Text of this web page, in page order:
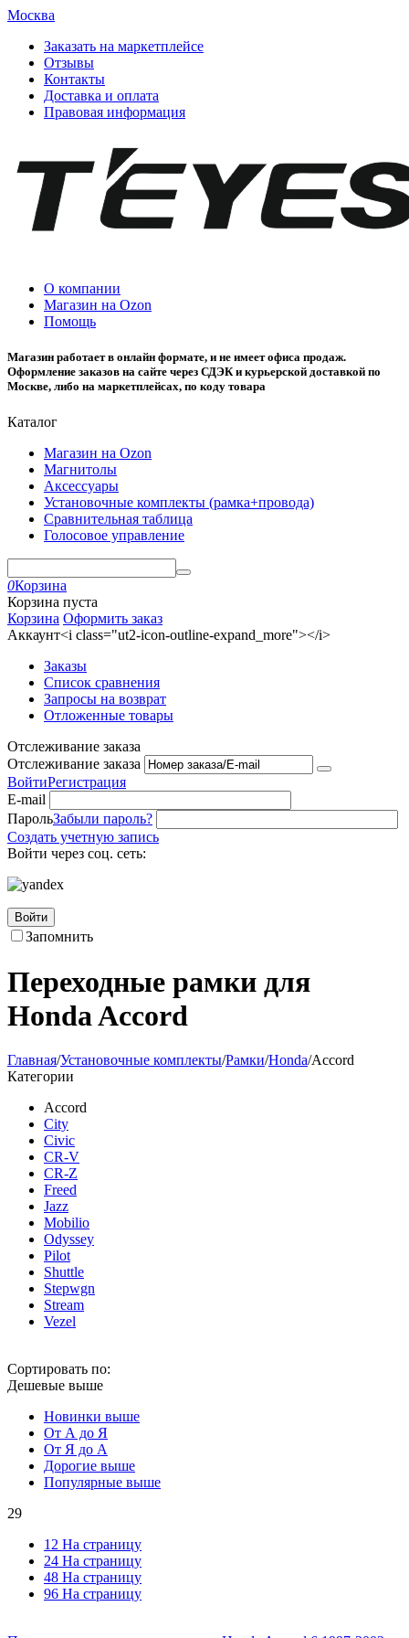
Москва
Заказать на маркетплейсе
Отзывы
Контакты
Доставка и оплата
Правовая информация
О компании
Магазин на Ozon
Помощь
Магазин работает в онлайн формате, и не имеет офиса продаж.
Оформление заказов на сайте через СДЭК и курьерской доставкой по
Москве, либо на маркетплейсах, по коду товара
Каталог
Магазин на Ozon
Магнитолы
Аксессуары
Установочные комплекты (рамка+провода)
Сравнительная таблица
Голосовое управление
0Корзина
Корзина пуста
Корзина Оформить заказ
Аккаунт<i class="ut2-icon-outline-expand_more"></i>
Заказы
Список сравнения
Запросы на возврат
Отложенные товары
Отслеживание заказа
Отслеживание заказа
ВойтиРегистрация
E-mail
ПарольЗабыли пароль?
Создать учетную запись
Войти через соц. сеть:
Войти
Запомнить
Переходные рамки для
Honda Accord
Главная/Установочные комплекты/Рамки/Honda/Accord
Категории
Accord
City
Civic
CR-V
CR-Z
Freed
Jazz
Mobilio
Odyssey
Pilot
Shuttle
Stepwgn
Stream
Vezel
Сортировать по:
Дешевые выше
Новинки выше
От А до Я
От Я до А
Дорогие выше
Популярные выше
29
12 На страницу
24 На страницу
48 На страницу
96 На страницу